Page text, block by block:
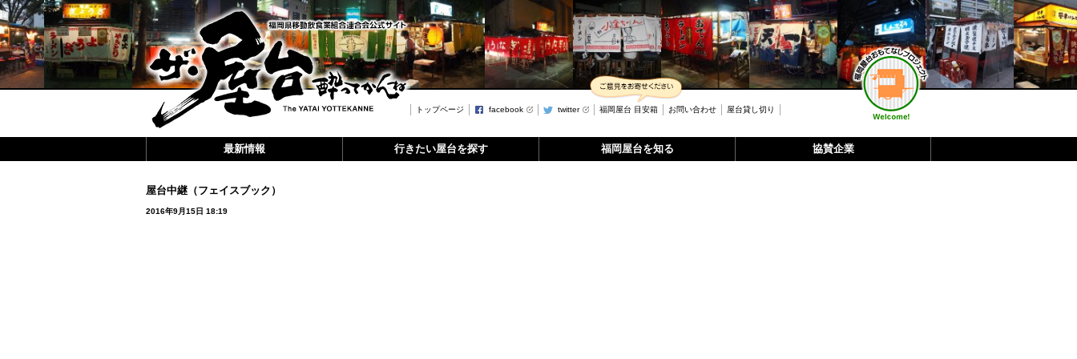
トップページ facebook twitter 福岡屋台 目安箱 お問い合わせ 屋台貸し切り
最新情報 行きたい屋台を探す 福岡屋台を知る 協賛企業
屋台中継（フェイスブック）
2016年9月15日 18:19